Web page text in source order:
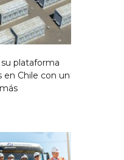
plataforma
en Chile con un